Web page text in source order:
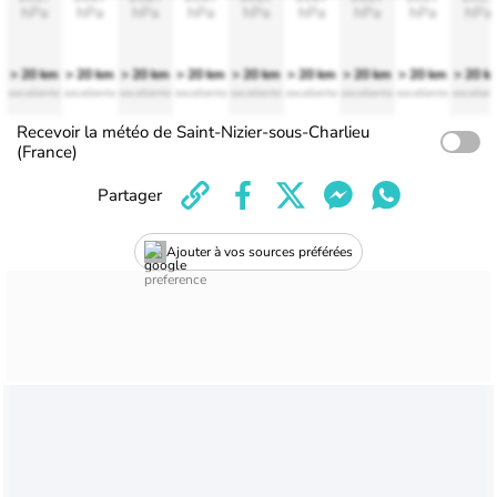
hPa
> 20 km
excellente
hPa
> 20 km
excellente
hPa
> 20 km
excellente
hPa
> 20 km
excellente
hPa
> 20 km
excellente
hPa
> 20 km
excellente
hPa
> 20 km
excellente
hPa
> 20 km
excellente
hPa
> 20
Recevoir la météo de Saint-Nizier-sous-Charlieu
(France)
Ajouter à vos sources préférées
Partager